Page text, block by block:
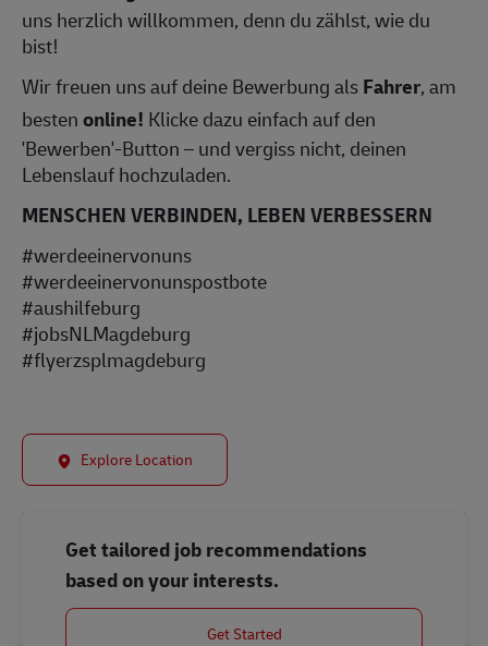
uns herzlich willkommen, denn du zählst, wie du
bist!
Wir freuen uns auf deine Bewerbung alsFahrer, am
bestenonline! Klicke dazu einfach auf den
'Bewerben'-Button – und vergiss nicht, deinen
Lebenslauf hochzuladen.
MENSCHEN VERBINDEN, LEBEN VERBESSERN
#werdeeinervonuns
#werdeeinervonunspostbote
#aushilfeburg
#jobsNLMagdeburg
#flyerzsplmagdeburg
Explore Location
Get tailored job recommendations
based on your interests.
Get Started